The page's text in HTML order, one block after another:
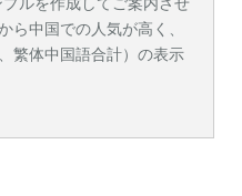
ら中国での人気が高く、
繁体中国語合計）の表示